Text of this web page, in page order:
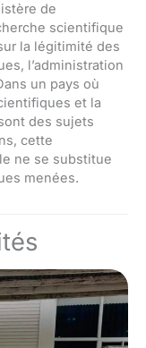
de
scientifique
la légitimité des
l’administration
un pays où
et la
des sujets
cette
ne se substitue
menées.